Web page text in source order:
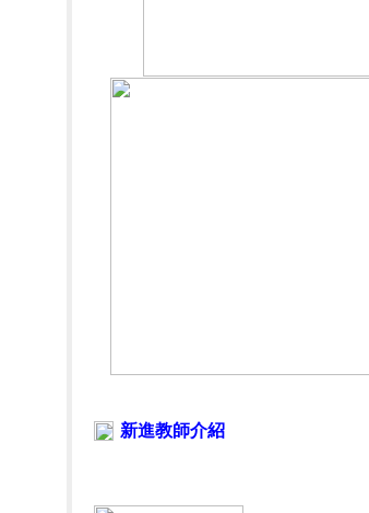
新進教師介紹